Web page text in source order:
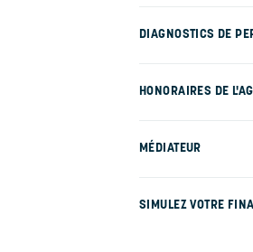
DIAGNOSTICS DE
HONORAIRES DE
MÉDIATEUR
SIMULEZ VOTRE